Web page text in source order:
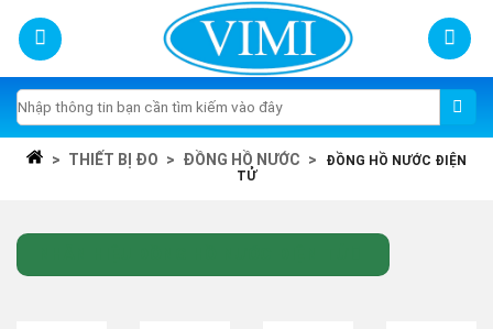
content
Tìm
kiếm:
> THIẾT BỊ ĐO > ĐỒNG HỒ NƯỚC >
ĐỒNG HỒ NƯỚC ĐIỆN
TỬ